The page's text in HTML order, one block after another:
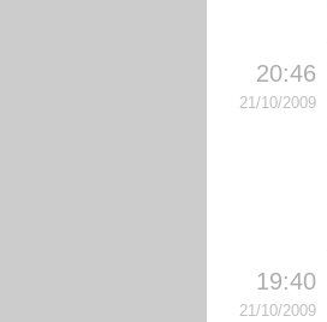
20:46
21/10/2009
19:40
21/10/2009